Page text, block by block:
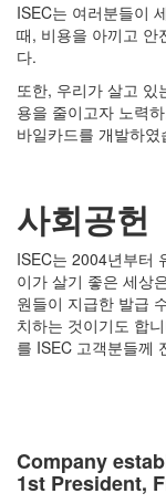
ISEC는 여러분들이
때, 비용을 아끼고 안
다.
또한, 우리가 살고 있
용을 줄이고자 노력
바일카드를 개발하였
사회공헌
ISEC는 2004년부터
이가 살기 좋은 세상
원들이 지급한 발급
치하는 것이기도 합
를 ISEC 고객분들께
Company
1st President,